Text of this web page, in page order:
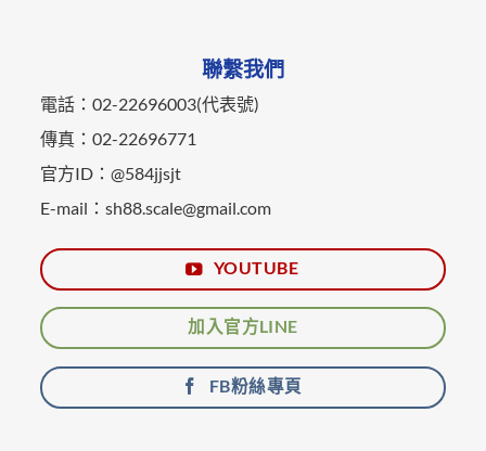
聯繫我們
電話：02-22696003(代表號)
傳真：02-22696771
官方ID：@584jjsjt
E-mail：sh88.scale@gmail.com
YOUTUBE
加入官方LINE
FB粉絲專頁